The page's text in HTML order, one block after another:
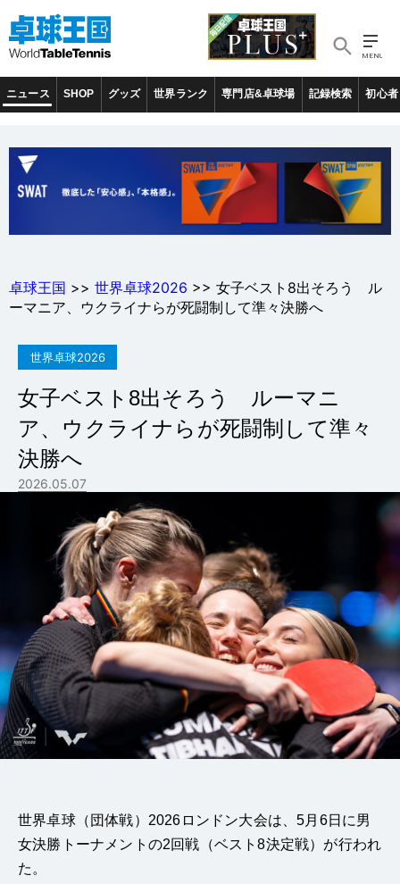
ニュース SHOP グッズ 世界ランク 専門店&卓球場 記録検索 初心者
卓球王国 >> 世界卓球2026 >> 女子ベスト8出そろう ル
ーマニア、ウクライナらが死闘制して準々決勝へ
世界卓球2026
女子ベスト8出そろう ルーマニ
ア、ウクライナらが死闘制して準々
決勝へ
2026.05.07
世界卓球（団体戦）2026ロンドン大会は、5月6日に男
女決勝トーナメントの2回戦（ベスト8決定戦）が行われ
た。